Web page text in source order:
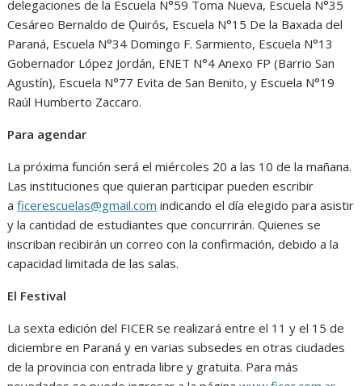
delegaciones de la Escuela N°59 Toma Nueva, Escuela N°35
Cesáreo Bernaldo de Ǫuirós, Escuela N°15 De la Baxada del
Paraná, Escuela N°34 Domingo F. Sarmiento, Escuela N°13
Gobernador López Jordán, ENET N°4 Anexo FP (Barrio San
Agustín), Escuela N°77 Evita de San Benito, y Escuela N°19
Raúl Humberto Zaccaro.
Para agendar
La próxima función será el miércoles 20 a las 10 de la mañana.
Las instituciones que quieran participar pueden escribir
aficerescuelas@gmail.com indicando el día elegido para asistir
y la cantidad de estudiantes que concurrirán. Quienes se
inscriban recibirán un correo con la confirmación, debido a la
capacidad limitada de las salas.
El Festival
La sexta edición del FICER se realizará entre el 11 y el 15 de
diciembre en Paraná y en varias subsedes en otras ciudades
de la provincia con entrada libre y gratuita. Para más